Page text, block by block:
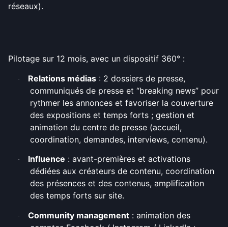
réseaux).
Pilotage sur 12 mois, avec un dispositif 360° :
· Relations médias: 2 dossiers de presse,
communiqués de presse et “breaking news” pour
rythmer les annonces et favoriser la couverture
des expositions et temps forts ; gestion et
animation du centre de presse (accueil,
coordination, demandes, interviews, contenu).
· Influence : avant-premières et activations
dédiées aux créateurs de contenu, coordination
des présences et des contenus, amplification
des temps forts sur site.
· Community management: animation des